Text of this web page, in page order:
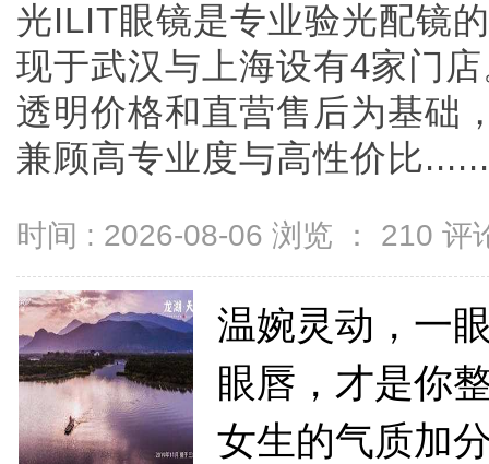
光ILIT眼镜是专业验光配镜
现于武汉与上海设有4家门
透明价格和直营售后为基础
兼顾高专业度与高性价比......
时间 : 2026-08-06 浏览 ： 210 评
温婉灵动，一
眼唇，才是你
女生的气质加